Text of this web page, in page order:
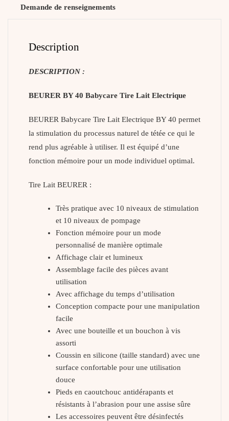
Demande de renseignements
Description
DESCRIPTION :
BEURER BY 40 Babycare Tire Lait Electrique
BEURER Babycare Tire Lait Electrique BY 40 permet
la stimulation du processus naturel de tétée ce qui le
rend plus agréable à utiliser. Il est équipé d’une
fonction mémoire pour un mode individuel optimal.
Tire Lait BEURER :
Très pratique avec 10 niveaux de stimulation
et 10 niveaux de pompage
Fonction mémoire pour un mode
personnalisé de manière optimale
Affichage clair et lumineux
Assemblage facile des pièces avant
utilisation
Avec affichage du temps d’utilisation
Conception compacte pour une manipulation
facile
Avec une bouteille et un bouchon à vis
assorti
Coussin en silicone (taille standard) avec une
surface confortable pour une utilisation
douce
Pieds en caoutchouc antidérapants et
résistants à l’abrasion pour une assise sûre
Les accessoires peuvent être désinfectés